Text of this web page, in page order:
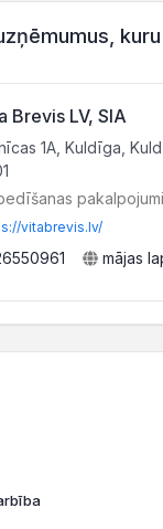
Brevis LV, SIA
1A, Kuldīga,
pakalpojumi
vitabrevis.lv/
mājas